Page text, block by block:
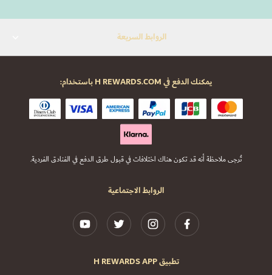
الروابط السريعة
الروابط الاجتماعية
تطبيق H REWARDS APP
يمكنك الدفع في H REWARDS.COM باستخدام:
تُرجى ملاحظة أنه قد تكون هناك اختلافات في قبول طرق الدفع في الفنادق الفردية.